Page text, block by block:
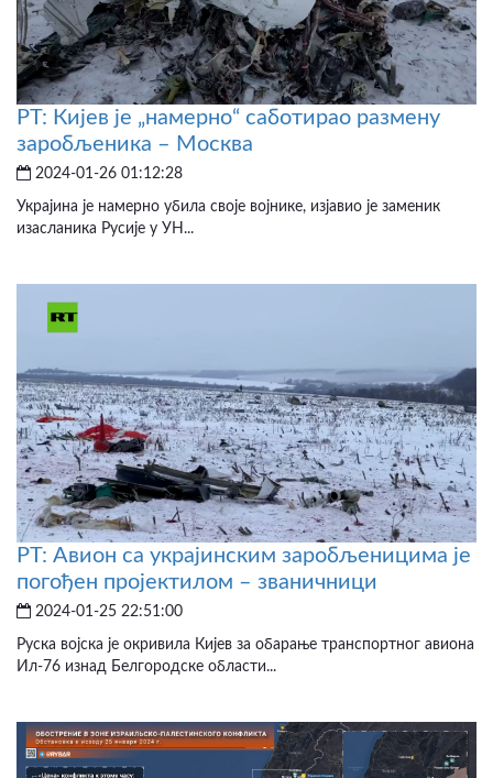
РТ: Кијев је „намерно“ саботирао размену
заробљеника – Москва
2024-01-26 01:12:28
Украјина је намерно убила своје војнике, изјавио је заменик
изасланика Русије у УН...
РТ: Авион са украјинским заробљеницима је
погођен пројектилом – званичници
2024-01-25 22:51:00
Руска војска је окривила Кијев за обарање транспортног авиона
Ил-76 изнад Белгородске области...